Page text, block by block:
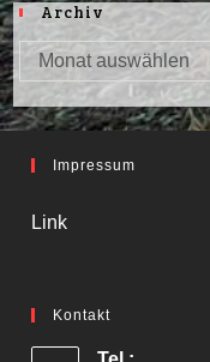
Archiv
Archiv
Monat auswählen
Impressum
Link
Kontakt